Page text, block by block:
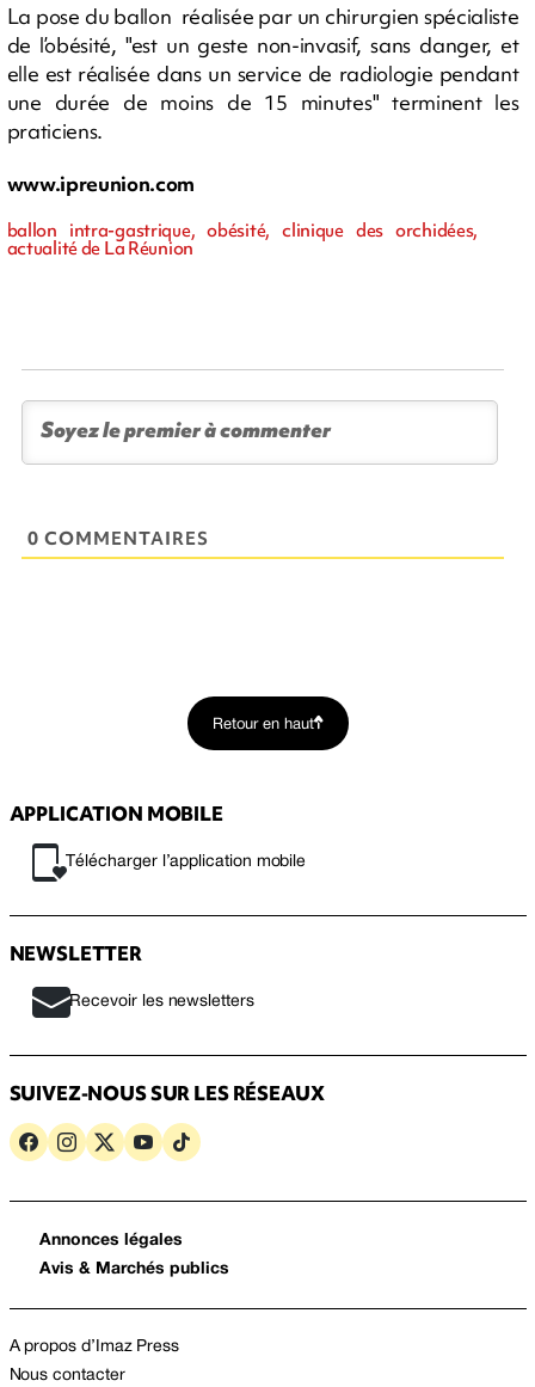
La pose du ballon réalisée par un chirurgien spécialiste
de l’obésité, "est un geste non-invasif, sans danger, et
elle est réalisée dans un service de radiologie pendant
une durée de moins de 15 minutes" terminent les
praticiens.
www.ipreunion.com
ballon intra-gastrique, obésité, clinique des orchidées,
actualité de La Réunion
0 COMMENTAIRES
Retour en haut
APPLICATION MOBILE
Télécharger l’application mobile
NEWSLETTER
Recevoir les newsletters
SUIVEZ-NOUS SUR LES RÉSEAUX
Annonces légales
Avis & Marchés publics
A propos d’Imaz Press
Nous contacter